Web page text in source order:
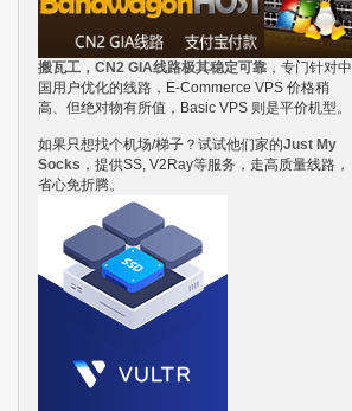
搬瓦工，CN2 GIA线路极其稳定可靠 ，专门针对中
国用户优化的线路，E-Commerce VPS 价格稍
高、但绝对物有所值，Basic VPS 则是平价机型。
如果只想找个机场/梯子？试试他们家的Just My
Socks ，提供SS, V2Ray等服务，走高质量线路，
省心免折腾。